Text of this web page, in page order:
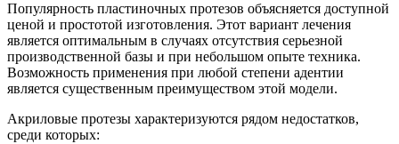
Популярность пластиночных протезов объясняется доступной
ценой и простотой изготовления. Этот вариант лечения
является оптимальным в случаях отсутствия серьезной
производственной базы и при небольшом опыте техника.
Возможность применения при любой степени адентии
является существенным преимуществом этой модели.
Акриловые протезы характеризуются рядом недостатков,
среди которых: